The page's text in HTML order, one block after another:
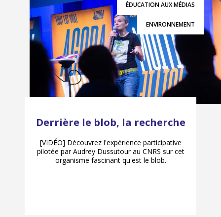
ÉDUCATION AUX MÉDIAS
ENVIRONNEMENT
Derrière le blob, la recherche
[VIDÉO] Découvrez l'expérience participative
pilotée par Audrey Dussutour au CNRS sur cet
organisme fascinant qu'est le blob.